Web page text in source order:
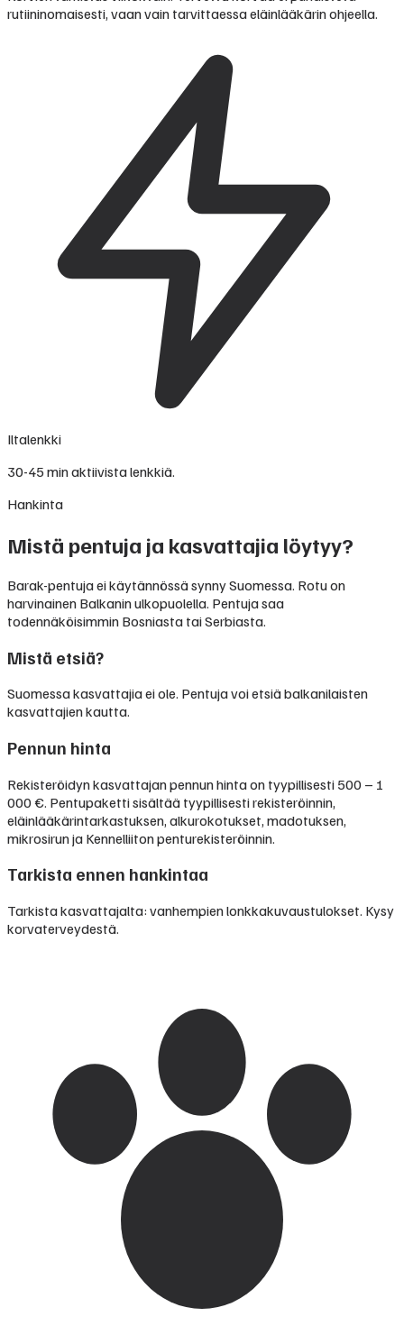
rutiininomaisesti, vaan vain tarvittaessa eläinlääkärin ohjeella.
Iltalenkki
30-45 min aktiivista lenkkiä.
Hankinta
Mistä pentuja ja kasvattajia löytyy?
Barak-pentuja ei käytännössä synny Suomessa. Rotu on
harvinainen Balkanin ulkopuolella. Pentuja saa
todennäköisimmin Bosniasta tai Serbiasta.
Mistä etsiä?
Suomessa kasvattajia ei ole. Pentuja voi etsiä balkanilaisten
kasvattajien kautta.
Pennun hinta
Rekisteröidyn kasvattajan pennun hinta on tyypillisesti 500 – 1
000 €. Pentupaketti sisältää tyypillisesti rekisteröinnin,
eläinlääkärintarkastuksen, alkurokotukset, madotuksen,
mikrosirun ja Kennelliiton penturekisteröinnin.
Tarkista ennen hankintaa
Tarkista kasvattajalta: vanhempien lonkkakuvaustulokset. Kysy
korvaterveydestä.